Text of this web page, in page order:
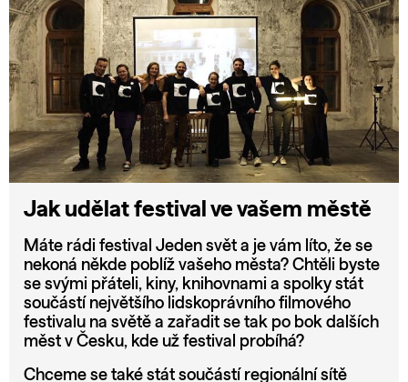
Jak udělat festival ve vašem městě
Máte rádi festival Jeden svět a je vám líto, že se
nekoná někde poblíž vašeho města? Chtěli byste
se svými přáteli, kiny, knihovnami a spolky stát
součástí největšího lidskoprávního filmového
festivalu na světě a zařadit se tak po bok dalších
měst v Česku, kde už festival probíhá?
Chceme se také stát součástí regionální sítě